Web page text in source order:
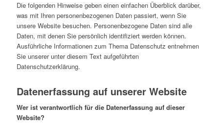
Die folgenden Hinweise geben einen einfachen Überblick darüber,
was mit Ihren personenbezogenen Daten passiert, wenn Sie
unsere Website besuchen. Personenbezogene Daten sind alle
Daten, mit denen Sie persönlich identifiziert werden können.
Ausführliche Informationen zum Thema Datenschutz entnehmen
Sie unserer unter diesem Text aufgeführten
Datenschutzerklärung.
Datenerfassung auf unserer Website
Wer ist verantwortlich für die Datenerfassung auf dieser
Website?